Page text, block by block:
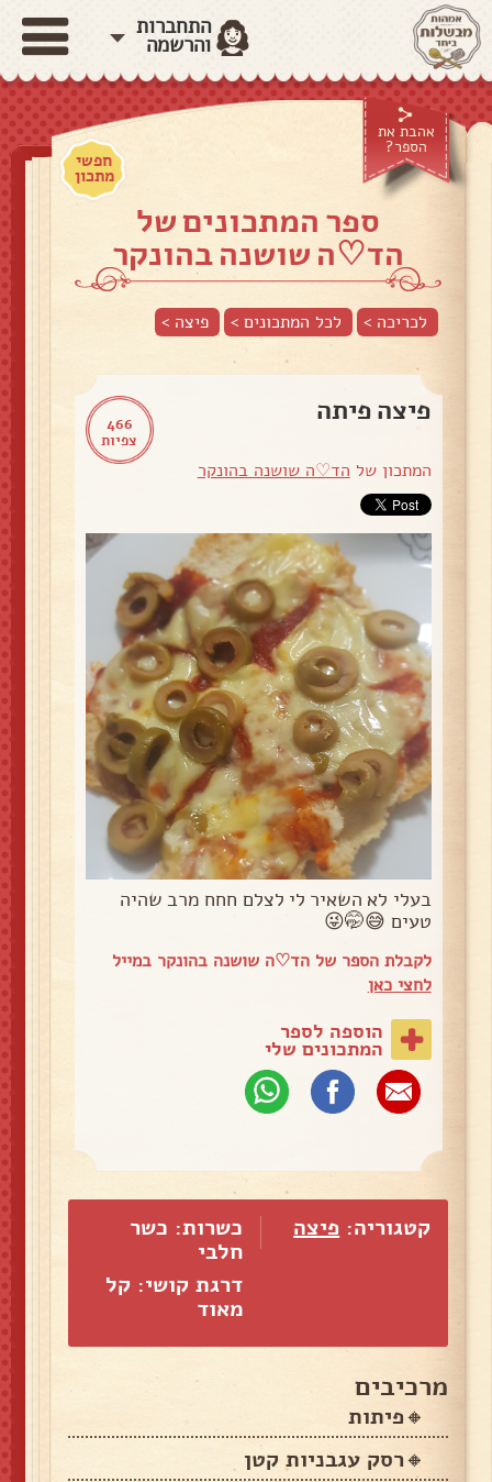
התחברות
והרשמה
אהבת את
הספר?
חפשי
מתכון
ספר המתכונים של
הד♡ה שושנה בהונקר
לכריכה > לכל המתכונים > פיצה >
466
צפיות
פיצה פיתה
המתכון של הד♡ה שושנה בהונקר
בעלי לא השאיר לי לצלם חחח מרב שהיה
טעים 😅🤭😜
לקבלת הספר של הד♡ה שושנה בהונקר במייל
לחצי כאן
הוספה לספר
המתכונים שלי
קטגוריה: פיצה
כשרות: כשר
חלבי
דרגת קושי: קל
מאוד
מרכיבים
🔸פיתות
🔸רסק עגבניות קטן